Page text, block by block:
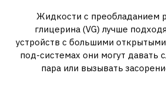
Жидкости с преобладанием
глицерина (VG) лучше
устройств с большими
под-системах они могут давать
пара или вызывать